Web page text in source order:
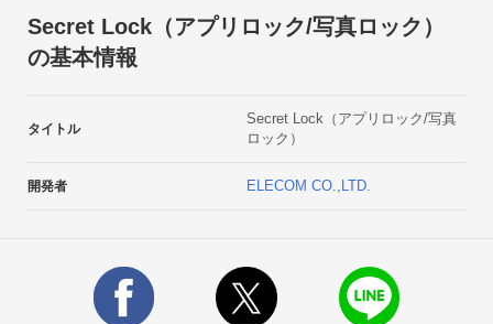
-暗証番号解除（ランダム番号配置可能）
-ジェスチャー解除
■ロックモードの簡単切り替え
子様にゲームで遊ばせたり、スマホを手渡して同僚に写真を見
せるなど、自分以外の他人がスマホを触る機会は多いものです
が間違って着信に出られたり、端末の設定を勝手に変えられた
は更に重要になります。
また、家族であってもこっそりスマホを触られたり、置き忘れ
Secret Lock（アプリロック/写真ロック）
の基本情報
タイトル
Secret Lock（アプリロック/写真
ロック）
開発者 ELECOM CO.,LTD.